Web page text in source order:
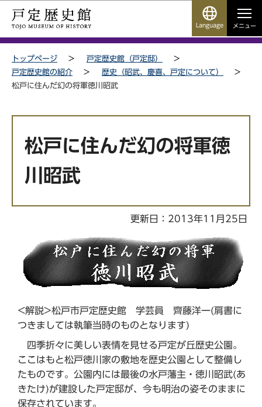
ペ
ト
このページの本文へ移動
Language メニュー
サイトメニューここまで
トップページ
戸定歴史館（戸定邸）
戸定歴史館の紹介
歴史（昭武、慶喜、戸定について）
松戸に住んだ幻の将軍徳川昭武
松戸に住んだ幻の将軍徳
川昭武
更新日：2013年11月25日
<解説>松戸市戸定歴史館 学芸員 齊藤洋一(肩書に
つきましては執筆当時のものとなります)
四季折々に美しい表情を見せる戸定が丘歴史公園。
ここはもと松戸徳川家の敷地を歴史公園として整備し
たものです。公園内には最後の水戸藩主・徳川昭武(あ
きたけ)が建設した戸定邸が、今も明治の姿そのままに
保存されています。